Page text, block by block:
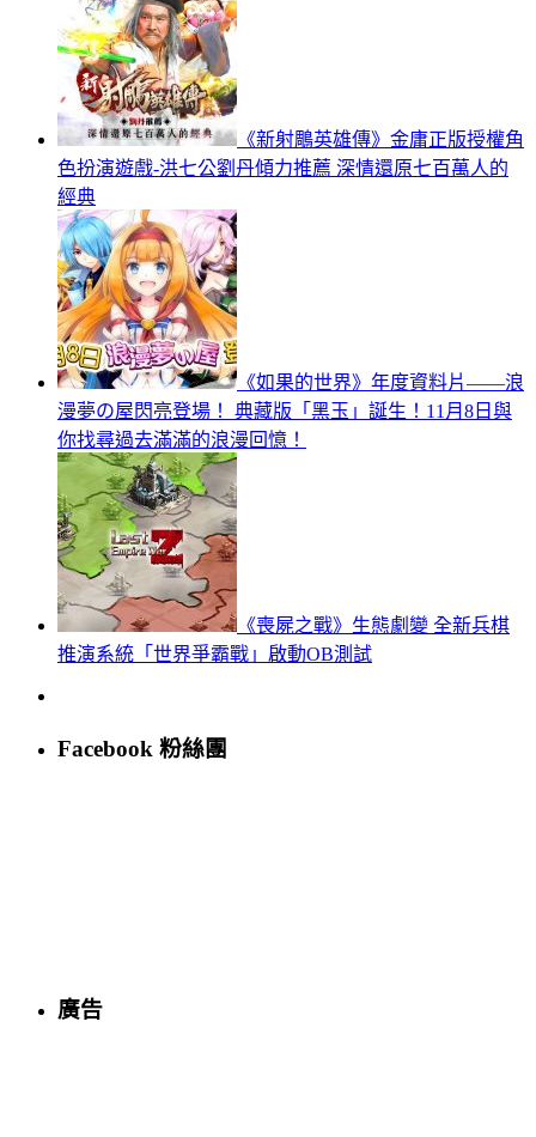
《新射鵰英雄傳》金庸正版授權角
色扮演遊戲-洪七公劉丹傾力推薦 深情還原七百萬人的
經典
《如果的世界》年度資料片——浪
漫夢の屋閃亮登場！ 典藏版「黑玉」誕生！11月8日與
你找尋過去滿滿的浪漫回憶！
《喪屍之戰》生態劇變 全新兵棋
推演系統「世界爭霸戰」啟動OB測試
Facebook 粉絲團
廣告